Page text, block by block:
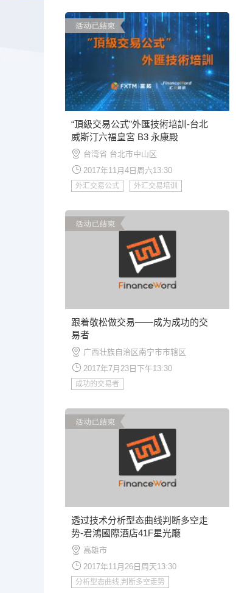
“頂級交易公式”外匯技術培訓-台北
威斯汀六福皇宮 B3 永康殿
台湾省 台北市中山区
2017年11月4日周六13:30
外汇交易公式 外汇交易培训
跟着敬松做交易——成为成功的交
易者
广西壮族自治区南宁市市辖区
2017年7月23日下午13:30
成功的交易者
透过技术分析型态曲线判断多空走
势-君鴻國際酒店41F星光廰
高雄市
2017年11月26日周天13:30
分析型态曲线,判断多空走势